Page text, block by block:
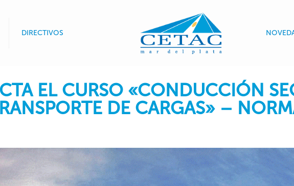
DIRECTIVOS
EL CURSO «CONDUCCIÓN
DE CARGAS» –